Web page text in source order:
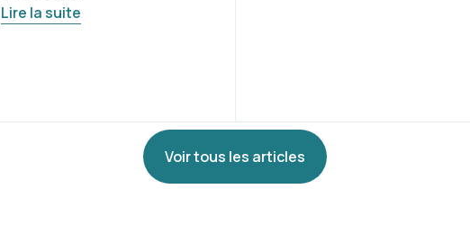
Lire la suite
Voir tous les articles